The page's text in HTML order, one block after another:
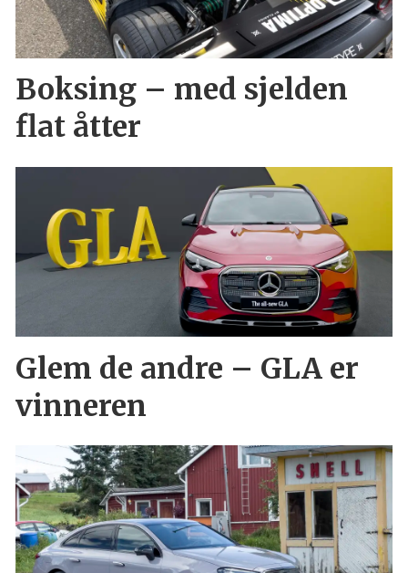
Boksing – med sjelden
flat åtter
Glem de andre – GLA er
vinneren